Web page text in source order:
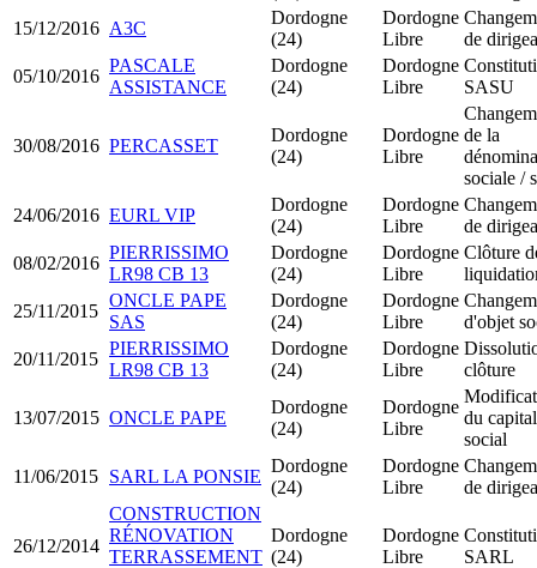
15/12/2016 A3C
Dordogne
(24)
Dordogne
Libre
de
05/10/2016
PASCALE
ASSISTANCE
Dordogne
(24)
Dordogne
Libre
SASU
30/08/2016 PERCASSET
Dordogne
(24)
Dordogne
Libre
de la
sociale /
24/06/2016 EURL VIP
Dordogne
(24)
Dordogne
Libre
de
08/02/2016
PIERRISSIMO
LR98 CB 13
Dordogne
(24)
Dordogne
Libre
Clôture
25/11/2015
ONCLE PAPE
SAS
Dordogne
(24)
Dordogne
Libre
d'objet
20/11/2015
PIERRISSIMO
LR98 CB 13
Dordogne
(24)
Dordogne
Libre
clôture
13/07/2015 ONCLE PAPE
Dordogne
(24)
Dordogne
Libre
du capital
social
11/06/2015 SARL LA PONSIE
Dordogne
(24)
Dordogne
Libre
de
26/12/2014
CONSTRUCTION
RÉNOVATION
TERRASSEMENT
Dordogne
(24)
Dordogne
Libre
SARL